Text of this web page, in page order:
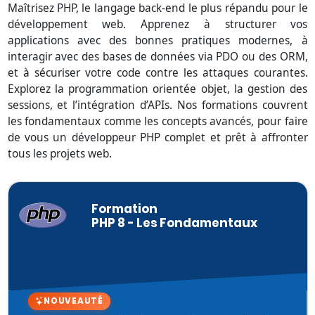
Maîtrisez PHP, le langage back-end le plus répandu pour le
développement web. Apprenez à structurer vos
applications avec des bonnes pratiques modernes, à
interagir avec des bases de données via PDO ou des ORM,
et à sécuriser votre code contre les attaques courantes.
Explorez la programmation orientée objet, la gestion des
sessions, et l’intégration d’APIs. Nos formations couvrent
les fondamentaux comme les concepts avancés, pour faire
de vous un développeur PHP complet et prêt à affronter
tous les projets web.
Formation
PHP 8 - Les Fondamentaux
NOUVEAUTÉ